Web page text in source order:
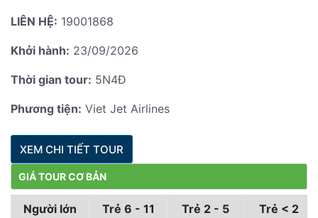
LIÊN HỆ: 19001868
Khởi hành: 23/09/2026
Thời gian tour: 5N4Đ
Phương tiện: Viet Jet Airlines
XEM CHI TIẾT TOUR
GIÁ TOUR CƠ BẢN
Người lớn Trẻ 6 - 11 Trẻ 2 - 5 Trẻ < 2